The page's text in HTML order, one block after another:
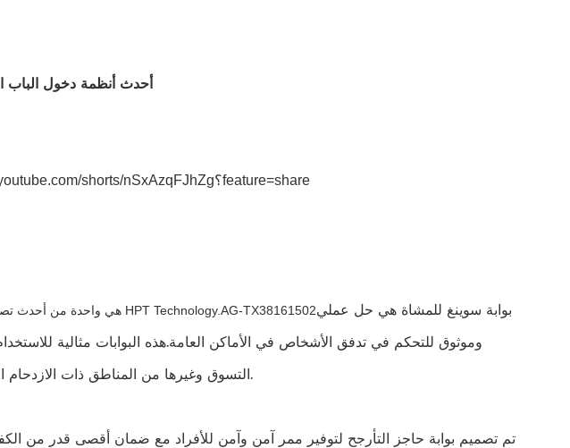
أحدث أنظمة دخول الباب
https://youtube.com/shorts/nSxAzqFJhZg؟feature=share
بوابة الباب الدوار سلسلة HPT Sirius هي واحدة من أحدث تصميمات المظهر من HPT Technology.AG-TX38161502بوابة سوينغ للمشاة هي حل عملي
وموثوق للتحكم في تدفق الأشخاص في الأماكن العامة.هذه البوابات مثالية
التسوق وغيرها من المناطق ذات الازدحام الشديد حيث يكون التحكم في الحشود أمرًا ضروريًا.
تم تصميم بوابة حاجز التأرجح لتوفير ممر آمن وآمن للأفراد مع ضمان أقصى قدر من